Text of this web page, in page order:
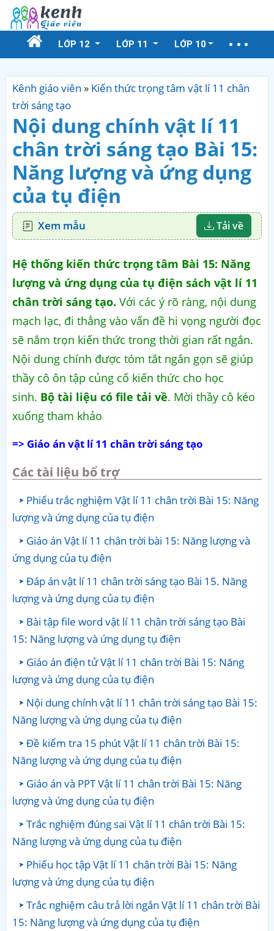
LỚP 12 LỚP 11 LỚP 10
Kênh giáo viên » Kiến thức trọng tâm vật lí 11 chân
trời sáng tạo
Nội dung chính vật lí 11
chân trời sáng tạo Bài 15:
Năng lượng và ứng dụng
của tụ điện
Xem mẫu Tải về
Hệ thống kiến thức trọng tâm Bài 15: Năng
lượng và ứng dụng của tụ điện sách vật lí 11
chân trời sáng tạo. Với các ý rõ ràng, nội dung
mạch lạc, đi thẳng vào vấn đề hi vọng người đọc
sẽ nắm trọn kiến thức trong thời gian rất ngắn.
Nội dung chính được tóm tắt ngắn gọn sẽ giúp
thầy cô ôn tập củng cố kiến thức cho học
sinh. Bộ tài liệu có file tải về. Mời thầy cô kéo
xuống tham khảo
=> Giáo án vật lí 11 chân trời sáng tạo
Các tài liệu bổ trợ
Phiếu trắc nghiệm Vật lí 11 chân trời Bài 15: Năng
lượng và ứng dụng của tụ điện
Giáo án Vật lí 11 chân trời bài 15: Năng lượng và
ứng dụng của tụ điện
Đáp án vật lí 11 chân trời sáng tạo Bài 15. Năng
lượng và ứng dụng của tụ điện
Bài tập file word vật lí 11 chân trời sáng tạo Bài
15: Năng lượng và ứng dụng tụ điện
Giáo án điện tử Vật lí 11 chân trời Bài 15: Năng
lượng và ứng dụng của tụ điện
Nội dung chính vật lí 11 chân trời sáng tạo Bài 15:
Năng lượng và ứng dụng của tụ điện
Đề kiểm tra 15 phút Vật lí 11 chân trời Bài 15:
Năng lượng và ứng dụng của tụ điện
Giáo án và PPT Vật lí 11 chân trời Bài 15: Năng
lượng và ứng dụng của tụ điện
Trắc nghiệm đúng sai Vật lí 11 chân trời Bài 15:
Năng lượng và ứng dụng của tụ điện
Phiếu học tập Vật lí 11 chân trời Bài 15: Năng
lượng và ứng dụng của tụ điện
Trắc nghiệm câu trả lời ngắn Vật lí 11 chân trời Bài
15: Năng lượng và ứng dụng của tụ điện